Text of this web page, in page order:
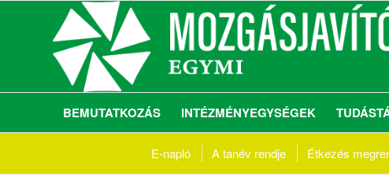
BEMUTATKOZÁS INTÉZMÉNYEGYSÉGEK
E-napló A tanév rendje Étkezés